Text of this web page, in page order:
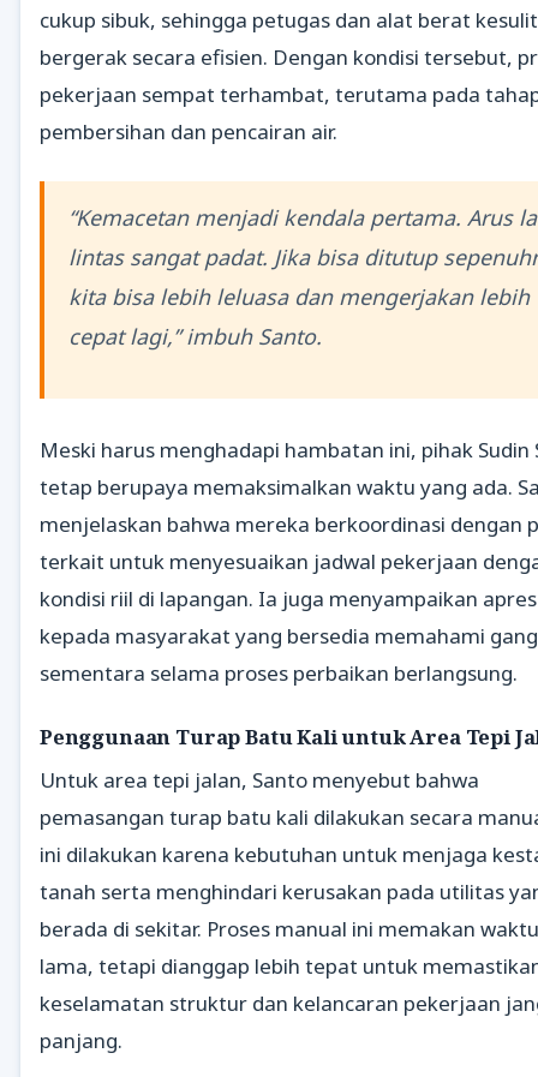
cukup sibuk, sehingga petugas dan alat berat
bergerak secara efisien. Dengan kondisi tersebut,
pekerjaan sempat terhambat, terutama pada
pembersihan dan pencairan air.
“Kemacetan menjadi kendala pertama. Arus
lintas sangat padat. Jika bisa ditutup
kita bisa lebih leluasa dan mengerjakan lebih
cepat lagi,” imbuh Santo.
Meski harus menghadapi hambatan ini, pihak Sudin
tetap berupaya memaksimalkan waktu yang ada.
menjelaskan bahwa mereka berkoordinasi dengan
terkait untuk menyesuaikan jadwal pekerjaan
kondisi riil di lapangan. Ia juga menyampaikan
kepada masyarakat yang bersedia memahami
sementara selama proses perbaikan berlangsung.
Penggunaan Turap Batu Kali untuk Area Tepi
Untuk area tepi jalan, Santo menyebut bahwa
pemasangan turap batu kali dilakukan secara
ini dilakukan karena kebutuhan untuk menjaga
tanah serta menghindari kerusakan pada utilitas
berada di sekitar. Proses manual ini memakan
lama, tetapi dianggap lebih tepat untuk
keselamatan struktur dan kelancaran pekerjaan
panjang.